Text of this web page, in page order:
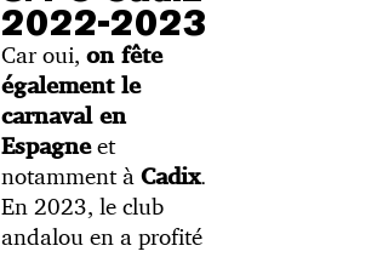
2022-2023
Car oui, on fête
également le
carnaval en
Espagneet
notamment à Cadix.
En 2023, le club
andalou en a profité